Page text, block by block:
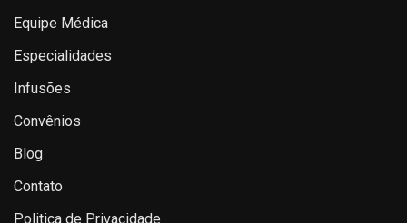
Equipe Médica
Especialidades
Infusões
Convênios
Blog
Contato
Politica de Privacidade